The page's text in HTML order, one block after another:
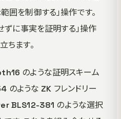
囲を制御する」操作です。
ずに事実を証明する」操作
ちます。
のような証明スキーム
ような ZK フレンドリー
BLS12-381 のような選択